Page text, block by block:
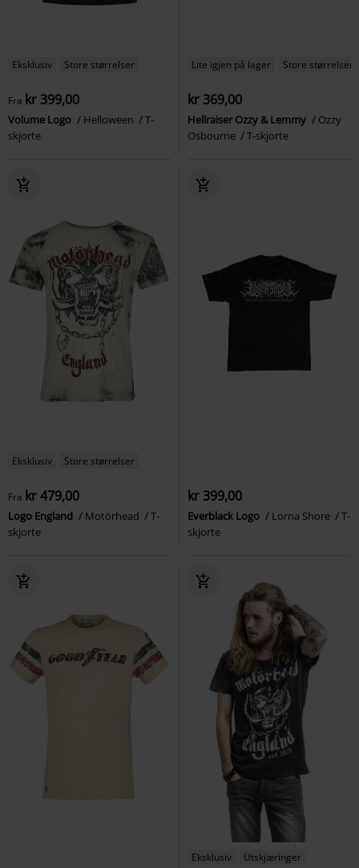
Eksklusiv Store størrelser
Fra kr 399,00
Volume Logo Helloween
T-
skjorte
Lite igjen på lager Store størrelser
kr 369,00
Hellraiser Ozzy & Lemmy
Ozzy
Osbourne
T-skjorte
Eksklusiv Store størrelser
Fra kr 479,00
Logo England Motörhead
T-
skjorte
kr 399,00
Everblack Logo Lorna Shore
T-
skjorte
Eksklusiv
Utskjæringer